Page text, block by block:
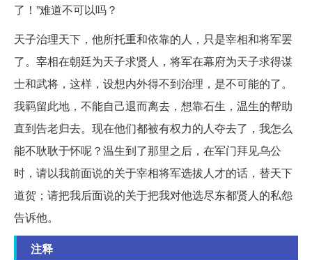
了！”难道不可以吗？
天子治理天下，他所托重和依靠的人，只是宰相和将军罢
了。宰相在朝廷为天子求贤人，将军在幕府为天子求得谋
士和武将，这样，设想内外得不到治理，是不可能的了。
我羁留此地，不能自己退而离去，想靠石生，温生的帮助
直到告老归去。现在他们都被有权力的人夺去了，我怎么
能不耿耿于怀呢？温生到了那里之后，在军门拜见乌公
时，请以我前面说的关于宰相将军选拔人才的话，替天下
道贺；请把我后面说的关于把我对他选尽东都贤人的私怨
告诉他。
注释